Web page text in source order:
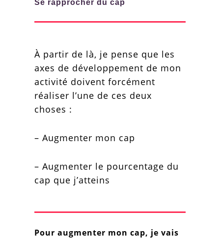
Se rapprocher du cap
À partir de là, je pense que les
axes de développement de mon
activité doivent forcément
réaliser l’une de ces deux
choses :
– Augmenter mon cap
– Augmenter le pourcentage du
cap que j’atteins
Pour augmenter mon cap, je vais